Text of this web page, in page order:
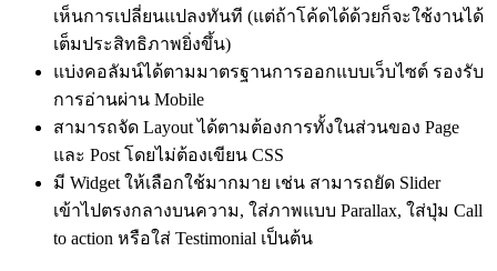
เห็นการเปลี่ยนแปลงทันที (แต่ถ้าโค้ดได้ด้วยก็จะใช้งานได้
เต็มประสิทธิภาพยิ่งขึ้น)
แบ่งคอลัมน์ได้ตามมาตรฐานการออกแบบเว็บไซต์ รองรับ
การอ่านผ่าน Mobile
สามารถจัด Layout ได้ตามต้องการทั้งในส่วนของ Page
และ Post โดยไม่ต้องเขียน CSS
มี Widget ให้เลือกใช้มากมาย เช่น สามารถยัด Slider
เข้าไปตรงกลางบนความ, ใส่ภาพแบบ Parallax, ใส่ปุ่ม Call
to action หรือใส่ Testimonial เป็นต้น